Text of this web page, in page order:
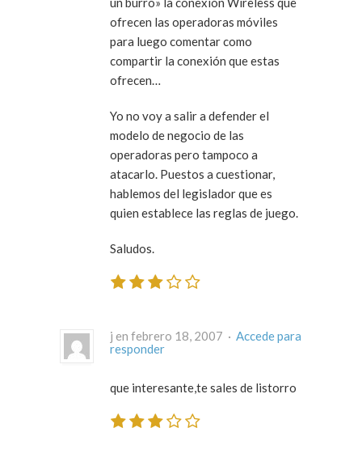
ofrecen las operadoras móviles
para luego comentar como
compartir la conexión que estas
ofrecen…
Yo no voy a salir a defender el
modelo de negocio de las
operadoras pero tampoco a
atacarlo. Puestos a cuestionar,
hablemos del legislador que es
quien establece las reglas de juego.
Saludos.
j en febrero 18, 2007 · Accede para
responder
que interesante,te sales de listorro